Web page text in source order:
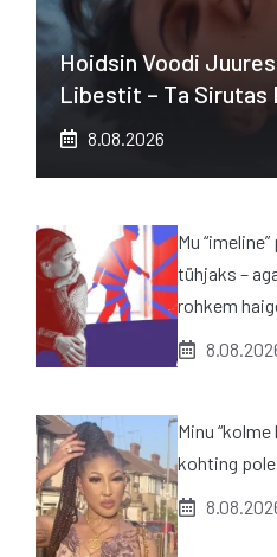
Hoidsin Voodi
Libestit – Ta Sirutas
8.08.2026
Mu
tühjaks –
rohkem
Minu
kohting